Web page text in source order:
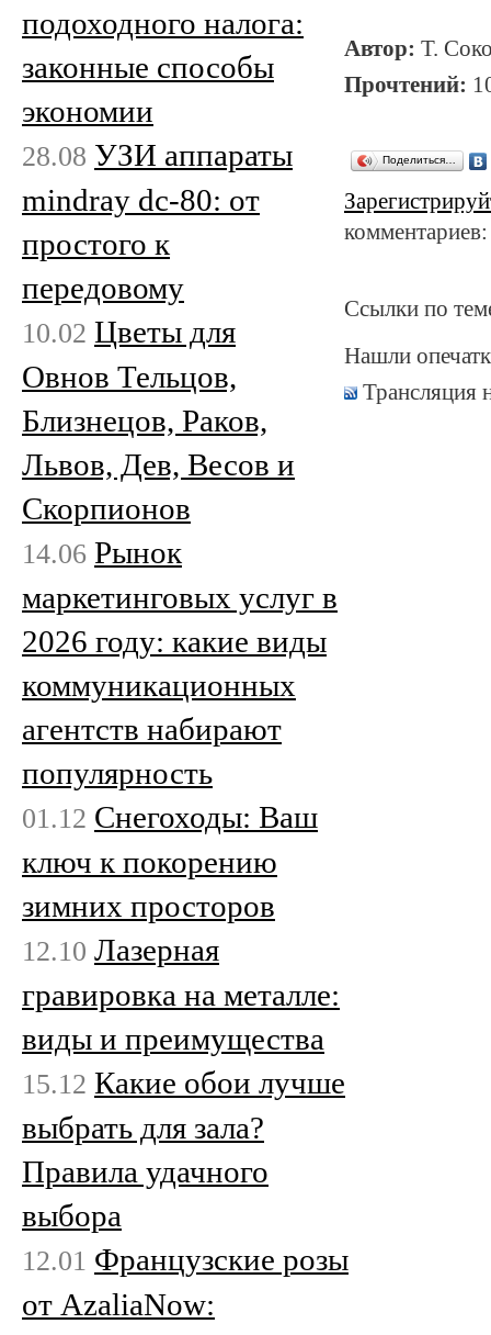
Автор: Т.
Прочтений:
Поделиться…
Ссылки по
Нашли
Трансляция
подоходного налога:
законные способы
экономии
28.08 УЗИ аппараты
mindray dc-80: от
простого к
передовому
10.02 Цветы для
Овнов Тельцов,
Близнецов, Раков,
Львов, Дев, Весов и
Скорпионов
14.06 Рынок
маркетинговых услуг в
2026 году: какие виды
коммуникационных
агентств набирают
популярность
01.12 Снегоходы: Ваш
ключ к покорению
зимних просторов
12.10 Лазерная
гравировка на металле:
виды и преимущества
15.12 Какие обои лучше
выбрать для зала?
Правила удачного
выбора
12.01 Французские розы
от AzaliaNow: